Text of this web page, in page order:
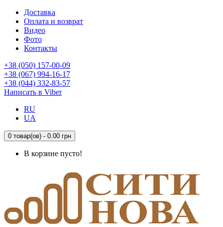
Доставка
Оплата и возврат
Видео
Фото
Контакты
+38 (050) 157-00-09
+38 (067) 994-16-17
+38 (044) 332-83-57
Написать в Viber
RU
UA
0 товар(ов) - 0.00 грн
В корзине пусто!